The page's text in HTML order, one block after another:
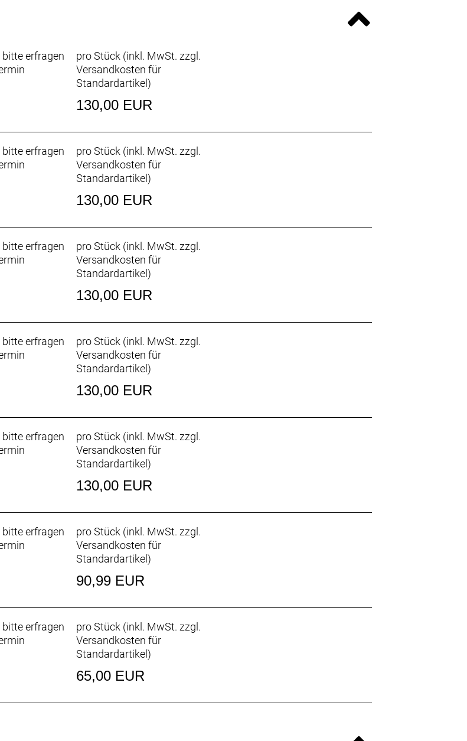
erfragen
pro Stück (inkl. MwSt. zzgl.
Versandkosten für
Standardartikel)
130,00 EUR
erfragen
pro Stück (inkl. MwSt. zzgl.
Versandkosten für
Standardartikel)
130,00 EUR
erfragen
pro Stück (inkl. MwSt. zzgl.
Versandkosten für
Standardartikel)
130,00 EUR
erfragen
pro Stück (inkl. MwSt. zzgl.
Versandkosten für
Standardartikel)
130,00 EUR
erfragen
pro Stück (inkl. MwSt. zzgl.
Versandkosten für
Standardartikel)
130,00 EUR
erfragen
pro Stück (inkl. MwSt. zzgl.
Versandkosten für
Standardartikel)
90,99 EUR
erfragen
pro Stück (inkl. MwSt. zzgl.
Versandkosten für
Standardartikel)
65,00 EUR